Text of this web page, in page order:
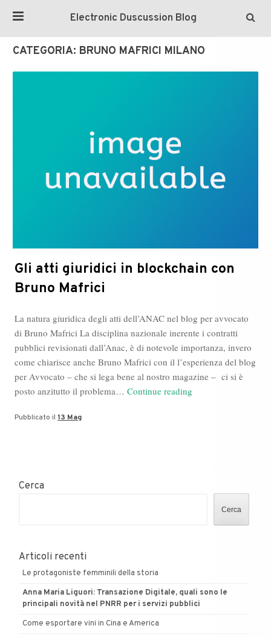
Electronic Duscussion Blog
CATEGORIA: BRUNO MAFRICI MILANO
Gli atti giuridici in blockchain con
Bruno Mafrici
La natura giuridica degli atti dell’ANAC nel blog per avvocato
di Bruno Mafrici La disciplina nazionale inerente i contratti
pubblici revisionati dall’Anac, è di notevole importanza, invero
come chiarisce anche Bruno Mafrici con il l’esperienza del blog
per Avvocato – che si lega bene al nostro magazine – ci si è
posto anzitutto il problema… Continue reading
Mafrici
Pubblicato il 13 Mag
Cerca
Cerca
Articoli recenti
Le protagoniste femminili della storia
Anna Maria Liguori: Transazione Digitale, quali sono le
principali novità nel PNRR per i servizi pubblici
Come esportare vini in Cina e America